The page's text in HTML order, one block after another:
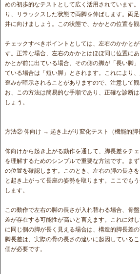
めの初歩的なテストとして広く活用されています
り、リラックスした状態で両脚を伸ばします。両
井に向けましょう。この状態で、かかとの位置を観
チェックすべきポイントとしては、左右のかかと
す。正常な場合、左右のかかとはほぼ同じ位置に
かとが前に出ている場合、その側の脚が「長い脚
ている場合は「短い脚」とされます。これにより
歪みが暗示されることがありますので、注意して
お、この方法は簡易的な手順であり、正確な診断
しょう。
方法② 仰向け → 起き上がり変化テスト（機能的脚
仰向けから起き上がる動作を通して、脚長差をチ
を理解するためのシンプルで重要な方法です。ま
の位置を確認します。このとき、左右の脚の長さ
と起き上がって長座の姿勢を取ります。ここでも
します。
この動作で左右の脚の長さが入れ替わる場合、骨
差が存在する可能性が高いと言えます。これに対
に同じ側の脚が長く見える場合は、構造的脚長差
脚長差は、実際の骨の長さの違いに起因している
価が必要です。